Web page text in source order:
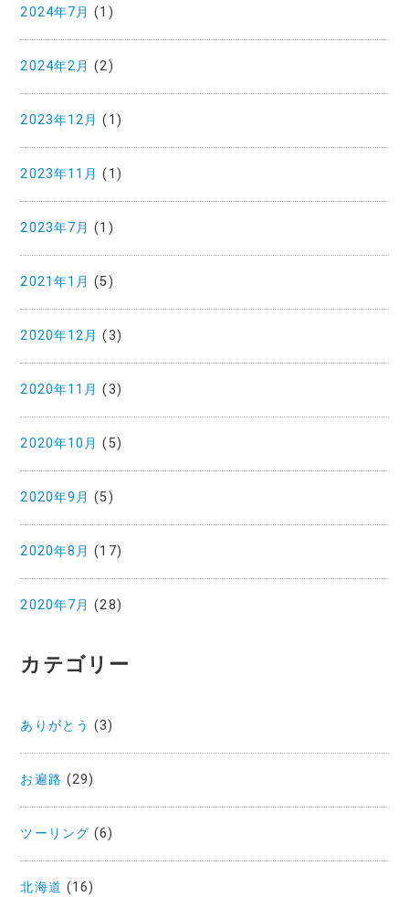
2024年7月 (1)
2024年2月 (2)
2023年12月 (1)
2023年11月 (1)
2023年7月 (1)
2021年1月 (5)
2020年12月 (3)
2020年11月 (3)
2020年10月 (5)
2020年9月 (5)
2020年8月 (17)
2020年7月 (28)
カテゴリー
ありがとう (3)
お遍路 (29)
ツーリング (6)
北海道 (16)